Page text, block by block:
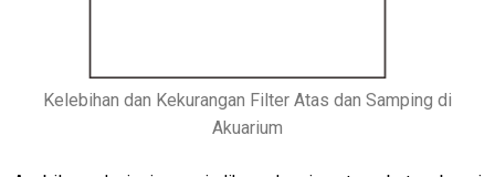
Kelebihan dan Kekurangan Filter Atas dan Samping di
Akuarium